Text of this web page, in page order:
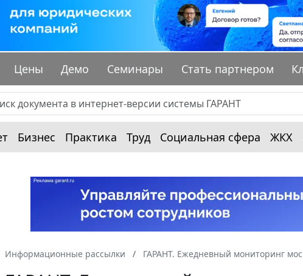
Цены Демо Семинары Стать партнером
Бизнес Практика Труд Социальная сфера ЖКХ
Информационные рассылки ГАРАНТ. Ежедневный мониторинг